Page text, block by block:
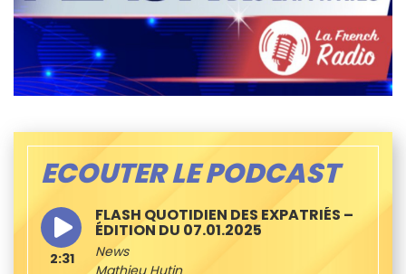
ECOUTER LE PODCAST
FLASH QUOTIDIEN DES EXPATRIÉS –
ÉDITION DU 07.01.2025
News
Mathieu Hutin
2:31